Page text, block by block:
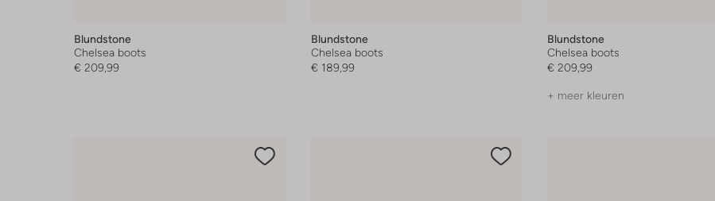
Blundstone
Chelsea boots
€ 209,99
Blundstone
Chelsea boots
€ 189,99
Blundstone
Chelsea boots
€ 209,99
+ meer kleuren